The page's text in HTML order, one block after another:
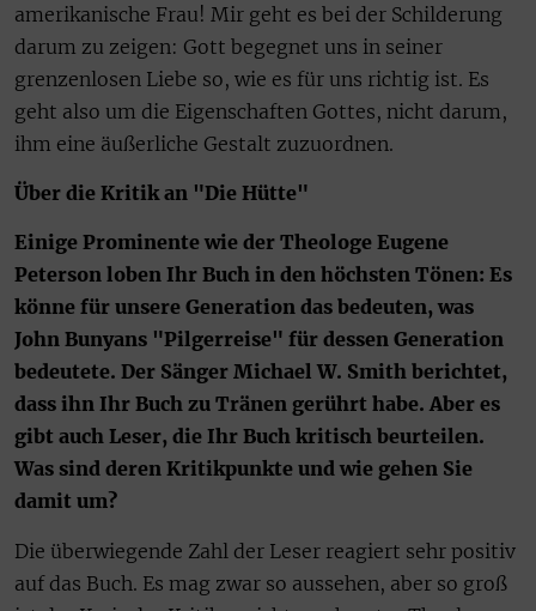
amerikanische Frau! Mir geht es bei der Schilderung
darum zu zeigen: Gott begegnet uns in seiner
grenzenlosen Liebe so, wie es für uns richtig ist. Es
geht also um die Eigenschaften Gottes, nicht darum,
ihm eine äußerliche Gestalt zuzuordnen.
Über die Kritik an "Die Hütte"
Einige Prominente wie der Theologe Eugene
Peterson loben Ihr Buch in den höchsten Tönen: Es
könne für unsere Generation das bedeuten, was
John Bunyans "Pilgerreise" für dessen Generation
bedeutete. Der Sänger Michael W. Smith berichtet,
dass ihn Ihr Buch zu Tränen gerührt habe. Aber es
gibt auch Leser, die Ihr Buch kritisch beurteilen.
Was sind deren Kritikpunkte und wie gehen Sie
damit um?
Die überwiegende Zahl der Leser reagiert sehr positiv
auf das Buch. Es mag zwar so aussehen, aber so groß